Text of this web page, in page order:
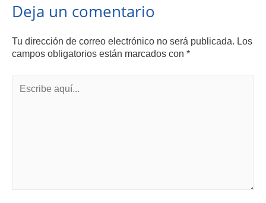
Deja un comentario
Tu dirección de correo electrónico no será publicada. Los
campos obligatorios están marcados con *